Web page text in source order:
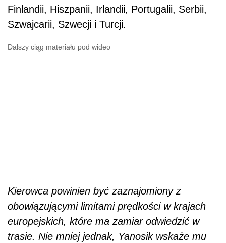
Finlandii, Hiszpanii, Irlandii, Portugalii, Serbii,
Szwajcarii, Szwecji i Turcji.
Dalszy ciąg materiału pod wideo
Kierowca powinien być zaznajomiony z
obowiązującymi limitami prędkości w krajach
europejskich, które ma zamiar odwiedzić w
trasie. Nie mniej jednak, Yanosik wskaże mu